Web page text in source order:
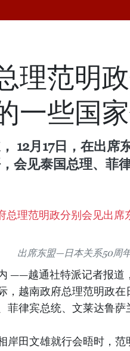
理范明
一些国
12月17日，在出
会见泰国总理、菲
出席东盟—日本关系50周
——越通社特派记者报道
，越南政府总理范明政
菲律宾总统、文莱达鲁萨
岸田文雄就行会晤时，